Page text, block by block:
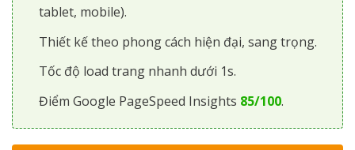
tablet, mobile).
Thiết kế theo phong cách hiện đại, sang trọng.
Tốc độ load trang nhanh dưới 1s.
Điểm Google PageSpeed Insights 85/100.